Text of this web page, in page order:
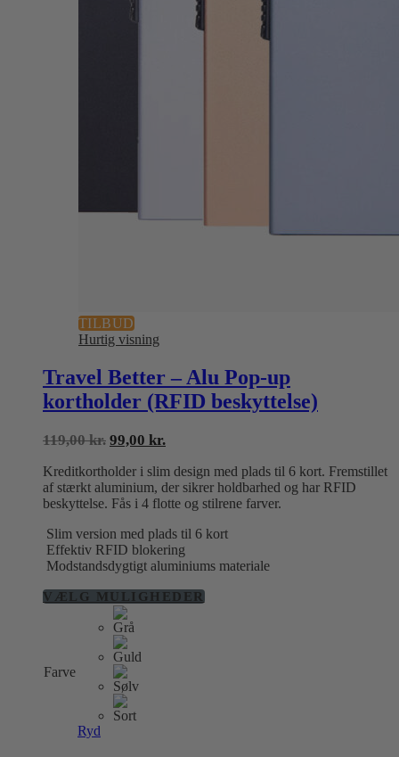
TILBUD
Hurtig visning
Travel Better – Alu Pop-up
kortholder (RFID beskyttelse)
119,00kr. Den
pris
var:
119,00 kr..
99,00 kr.Den
pris
er:
99,00 kr..
Kreditkortholder i slim design med plads til 6 kort. Fremstillet
af stærkt aluminium, der sikrer holdbarhed og har RFID
beskyttelse. Fås i 4 flotte og stilrene farver.
Slim version med plads til 6 kort
Effektiv RFID blokering
Modstandsdygtigt aluminiums materiale
VÆLG MULIGHEDERDette
Farve
Ryd